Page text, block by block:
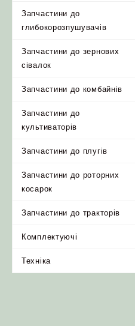
Запчастини до
глибокорозпушувачів
Запчастини до зернових
сівалок
Запчастини до комбайнів
Запчастини до
культиваторів
Запчастини до плугів
Запчастини до роторних
косарок
Запчастини до тракторів
Комплектуючі
Техніка